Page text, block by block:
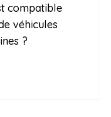
compatible
véhicules
?